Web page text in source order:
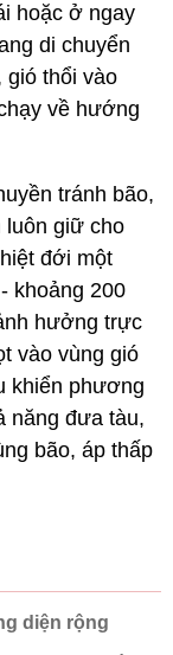
hoặc ở ngay
di chuyển
gió thổi vào
về hướng
tránh bão,
luôn giữ cho
đới một
khoảng 200
hưởng trực
vào vùng gió
khiển phương
năng đưa tàu,
bão, áp thấp
diện rộng